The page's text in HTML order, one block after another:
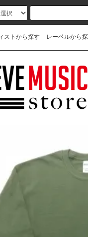
ストから探す レーベルから